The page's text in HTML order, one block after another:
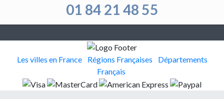
01 84 21 48 55
Les villes en France Régions Françaises
Départements
Français